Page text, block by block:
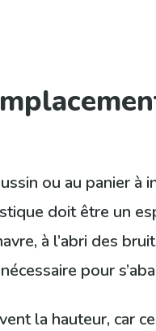
ou au panier à
doit être un
à l’abri des
pour
la hauteur, car